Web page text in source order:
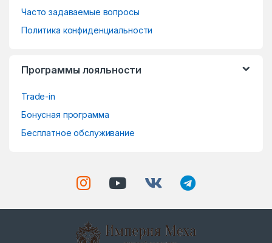
Часто задаваемые вопросы
Политика конфиденциальности
Программы лояльности
Trade-in
Бонусная программа
Бесплатное обслуживание